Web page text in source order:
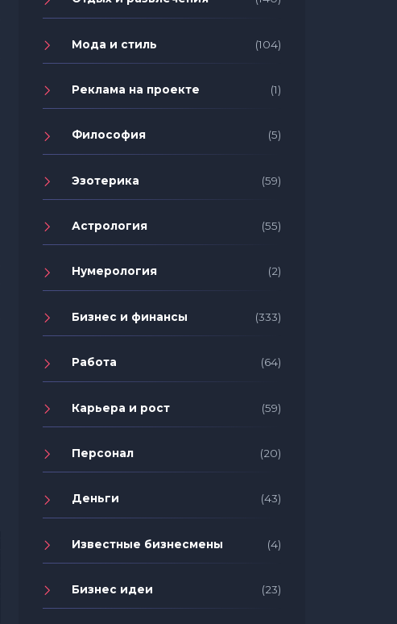
Мода и стиль (104)
Реклама на проекте (1)
Философия (5)
Эзотерика (59)
Астрология (55)
Нумерология (2)
Бизнес и финансы (333)
Работа (64)
Карьера и рост (59)
Персонал (20)
Деньги (43)
Известные бизнесмены (4)
Бизнес идеи (23)